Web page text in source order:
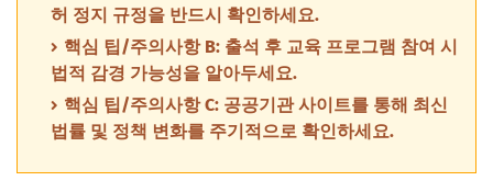
허 정지 규정을 반드시 확인하세요.
핵심 팁/주의사항 B: 출석 후 교육 프로그램 참여 시
법적 감경 가능성을 알아두세요.
핵심 팁/주의사항 C: 공공기관 사이트를 통해 최신
법률 및 정책 변화를 주기적으로 확인하세요.